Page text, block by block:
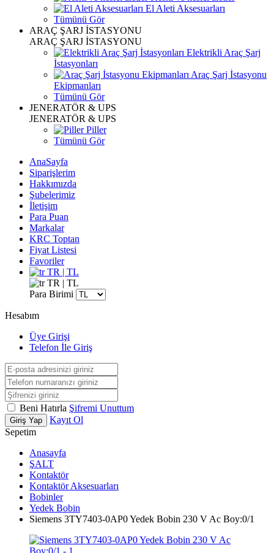
El Aleti Aksesuarları
Tümünü Gör
ARAÇ ŞARJ İSTASYONU
ARAÇ ŞARJ İSTASYONU
Elektrikli Araç Şarj
İstasyonları
Araç Şarj İstasyonu
Ekipmanları
Tümünü Gör
JENERATÖR & UPS
JENERATÖR & UPS
Piller
Tümünü Gör
AnaSayfa
Siparişlerim
Hakkımızda
Şubelerimiz
İletişim
Para Puan
Markalar
KRC Toptan
Fiyat Listesi
Favoriler
TR | TL
TR | TL
Para Birimi
Hesabım
Üye Girişi
Telefon İle Giriş
Beni Hatırla Şifremi Unuttum
Giriş Yap
Kayıt Ol
Sepetim
Anasayfa
ŞALT
Kontaktör
Kontaktör Aksesuarları
Bobinler
Yedek Bobin
Siemens 3TY7403-0AP0 Yedek Bobin 230 V Ac Boy:0/1